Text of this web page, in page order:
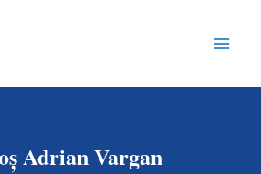
Adrian Vargan